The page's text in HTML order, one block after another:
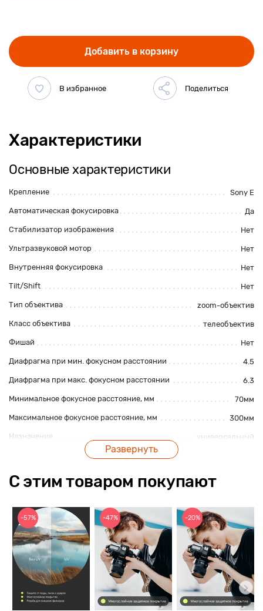
Добавить в корзину
Характеристики
Основные характеристики
Крепление Sony E
Автоматическая фокусировка Да
Стабилизатор изображения Нет
Ультразвуковой мотор Нет
Внутренняя фокусировка Нет
Tilt/Shift Нет
Тип объектива zoom-объектив
Класс объектива телеобъектив
Фишай Нет
Диафрагма при мин. фокусном расстоянии 4.5
Диафрагма при макс. фокусном расстоянии 6.3
Минимальное фокусное расстояние, мм 70мм
Максимальное фокусное расстояние, мм 300мм
Назначение универсальный
Конструкция
Число низкодисперсных элементов
Диаметр резьбы для светофильтра
Число элементов
Число групп элементов 10
Размер и вес
Размер 148 х 77 мм
Развернуть
С этим товаром покупают
-57% -47% -20%